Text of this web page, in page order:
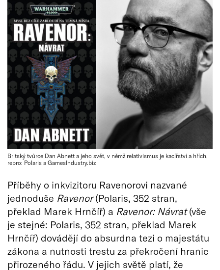
Britský tvůrce Dan Abnett a jeho svět, v němž relativismus je kacířství a hřích,
repro: Polaris a GamesIndustry.biz
Příběhy o inkvizitoru Ravenorovi nazvané
jednoduše Ravenor(Polaris, 352 stran,
překlad Marek Hrnčíř) a Ravenor: Návrat(vše
je stejné: Polaris, 352 stran, překlad Marek
Hrnčíř) dovádějí do absurdna tezi o majestátu
zákona a nutnosti trestu za překročení hranic
přirozeného řádu. V jejich světě platí, že